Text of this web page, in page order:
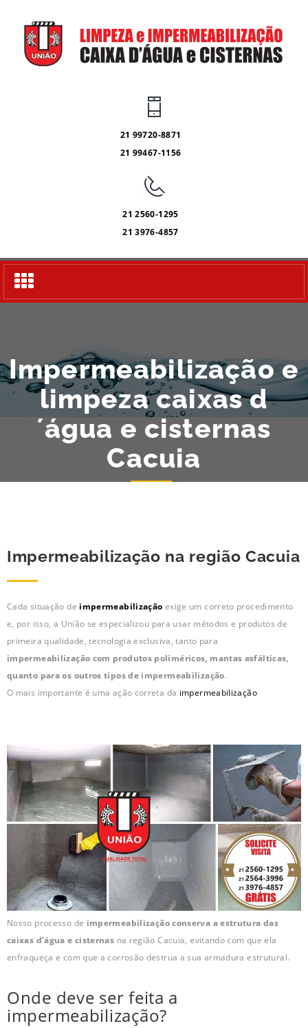
21 99720-8871
21 99467-1156
21 2560-1295
21 3976-4857
Alternar
navegação
Impermeabilização e
limpeza caixas d
´água e cisternas
Cacuia
Impermeabilização na região Cacuia
Cada situação de impermeabilização exige um correto procedimento
e, por isso, a União se especializou para usar métodos e produtos de
primeira qualidade, tecnologia exclusiva, tanto para
impermeabilização com produtos poliméricos, mantas asfálticas,
quanto para os outros tipos de impermeabilização.
O mais importante é uma ação correta da impermeabilização
Nosso processo de impermeabilização conserva a estrutura das
caixas d’água e cisternas na região Cacuia, evitando com que ela
enfraqueça e com que a corrosão destrua a sua armadura estrutural.
Onde deve ser feita a
impermeabilização?